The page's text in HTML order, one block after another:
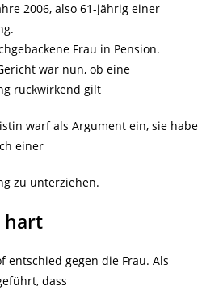
2006, also 61-jährig einer
Frau in Pension.
war nun, ob eine
rückwirkend gilt
warf als Argument ein, sie habe
einer
zu unterziehen.
hart
entschied gegen die Frau. Als
dass